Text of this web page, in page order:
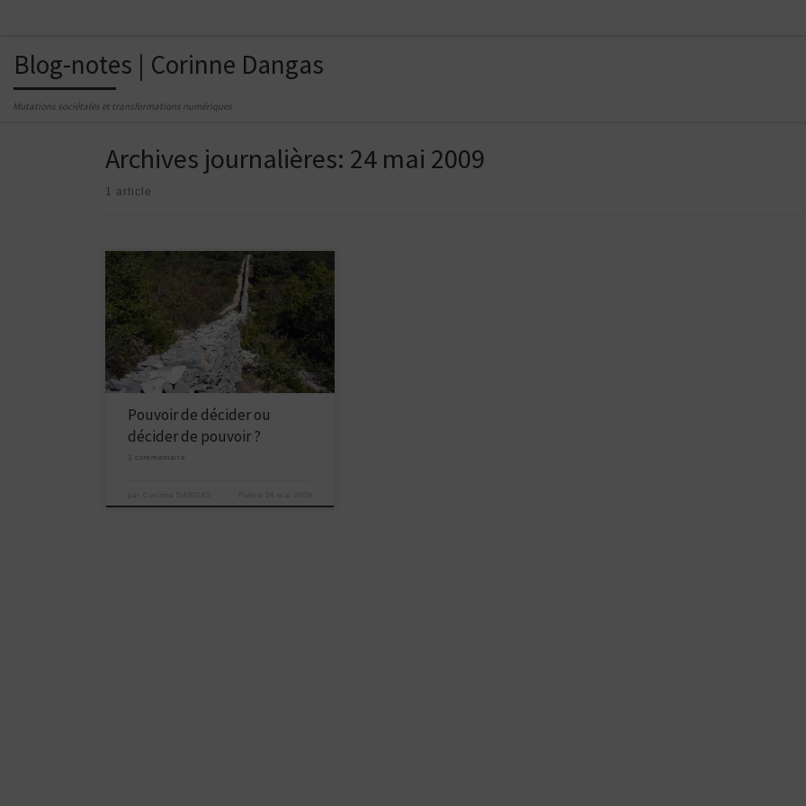
Blog-notes | Corinne Dangas
Mutations sociétales et transformations numériques
Archives journalières: 24 mai 2009
1 article
Décider, c’est faire un unique choix, parmi x
alternatives, en éliminant toutes les autres.
C’est l’instant t où vous prenez un chemin précis
et mettez le pied en avant pour faire le premier
pas dessus.C’est le moment crucial où vous
posez une pierre à tel endroit, et pas à tel […]
Pouvoir de décider ou
décider de pouvoir ?
1 commentaire